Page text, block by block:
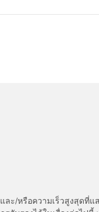
ละ/หรือความเร็วสูงสุดที่